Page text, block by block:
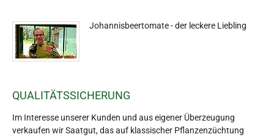
Johannisbeertomate - der leckere Liebling
QUALITÄTSSICHERUNG
Im Interesse unserer Kunden und aus eigener Überzeugung
verkaufen wir Saatgut, das auf klassischer Pflanzenzüchtung